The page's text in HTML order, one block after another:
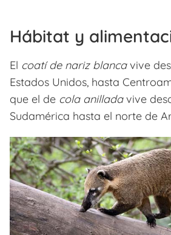
Hábitat y
El coatí de nariz blancavive
Estados Unidos, hasta
que el de cola anilladavive
Sudamérica hasta el norte de